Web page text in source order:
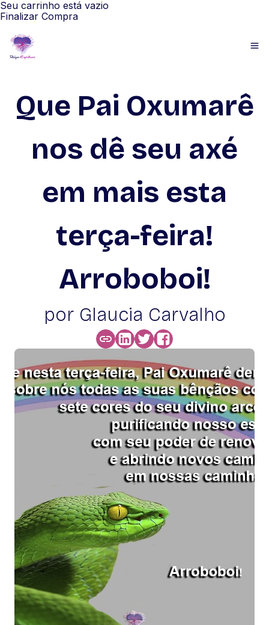
Seu carrinho está vazio
Finalizar Compra
Que Pai Oxumarê
nos dê seu axé
em mais esta
terça-feira!
Arroboboi!
por Glaucia Carvalho